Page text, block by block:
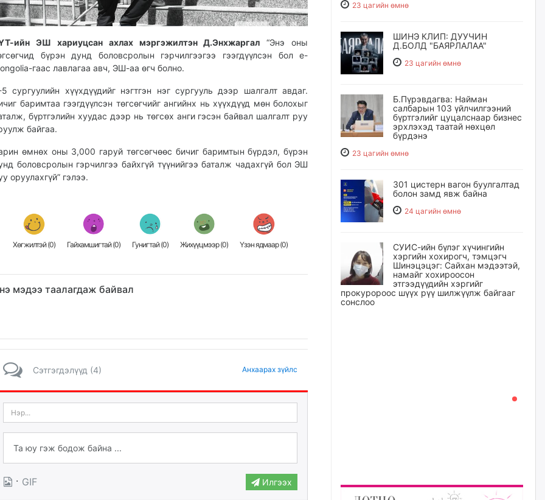
ийн ЭШ хариуцсан ахлах мэргэжилтэн Д.Энхжаргал “Энэ оны
бүрэн дунд боловсролын гэрчилгээгээ гээгдүүлсэн бол e-
гаас лавлагаа авч, ЭШ-аа өгч болно.
сургуулийн хүүхдүүдийг нэгтгэн нэг сургууль дээр шалгалт авдаг.
баримтаа гээгдүүлсэн төгсөгчийг ангийнх нь хүүхдүүд мөн болохыг
бүртгэлийн хуудас дээр нь төгсөх анги гэсэн байвал шалгалт руу
байгаа.
өмнөх оны 3,000 гаруй төгсөгчөөс бичиг баримтын бүрдэл, бүрэн
боловсролын гэрчилгээ байхгүй түүнийгээ баталж чадахгүй бол ЭШ
оруулахгүй” гэлээ.
Хөгжилтэй (0) Гайхамшигтай (0) Гунигтай (0) Жихүүцмээр (0) Үзэн ядмаар (0)
мэдээ таалагдаж байвал
Сэтгэгдэлүүд (4) Анхаарах зүйлс
· GIF Илгээх
23 цагийн өмнө
ШИНЭ КЛИП: ДУУЧИН
Д.БОЛД "БАЯРЛАЛАА"
23 цагийн өмнө
Б.Пүрэвдагва: Найман
салбарын 103 үйлчилгээний
бүртгэлийг цуцалснаар бизнес
эрхлэхэд таатай нөхцөл
бүрдэнэ
23 цагийн өмнө
301 цистерн вагон буулгалтад
болон замд явж байна
24 цагийн өмнө
СУИС-ийн бүлэг хүчингийн
хэргийн хохирогч, тэмцэгч
Шинэцэцэг: Сайхан мэдээтэй,
намайг хохироосон
этгээдүүдийн хэргийг
прокуророос шүүх рүү шилжүүлж байгааг
сонслоо